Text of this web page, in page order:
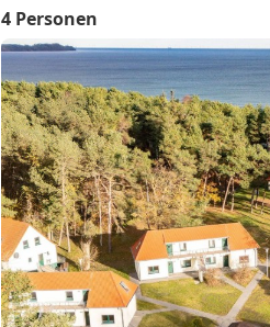
4 Personen